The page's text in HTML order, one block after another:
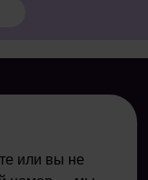
или вы не